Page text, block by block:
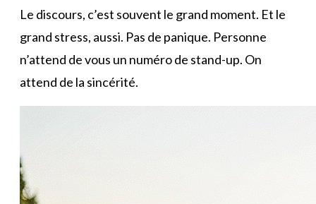
Le discours, c’est souvent le grand moment. Et le
grand stress, aussi. Pas de panique. Personne
n’attend de vous un numéro de stand-up. On
attend de la sincérité.